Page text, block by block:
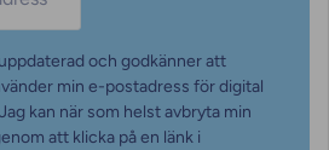
och godkänner att
min e-postadress för digital
kan när som helst avbryta min
att klicka på en länk i